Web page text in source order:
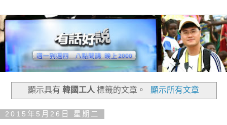
顯示具有 韓國工人 標籤的文章。 顯示所有文章
2015年5月26日 星期二